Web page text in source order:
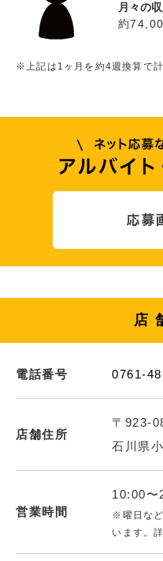
月々の
約
※上記は1ヶ月を約4週換算で
店
電話番号 0761-
店舗住所
〒923-
石川県
営業時間
10:00〜
※曜日な
います。